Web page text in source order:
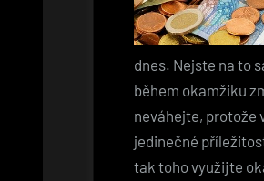
dnes. Nejste na to
během okamžiku
neváhejte, protože
jedinečné
tak toho využijte